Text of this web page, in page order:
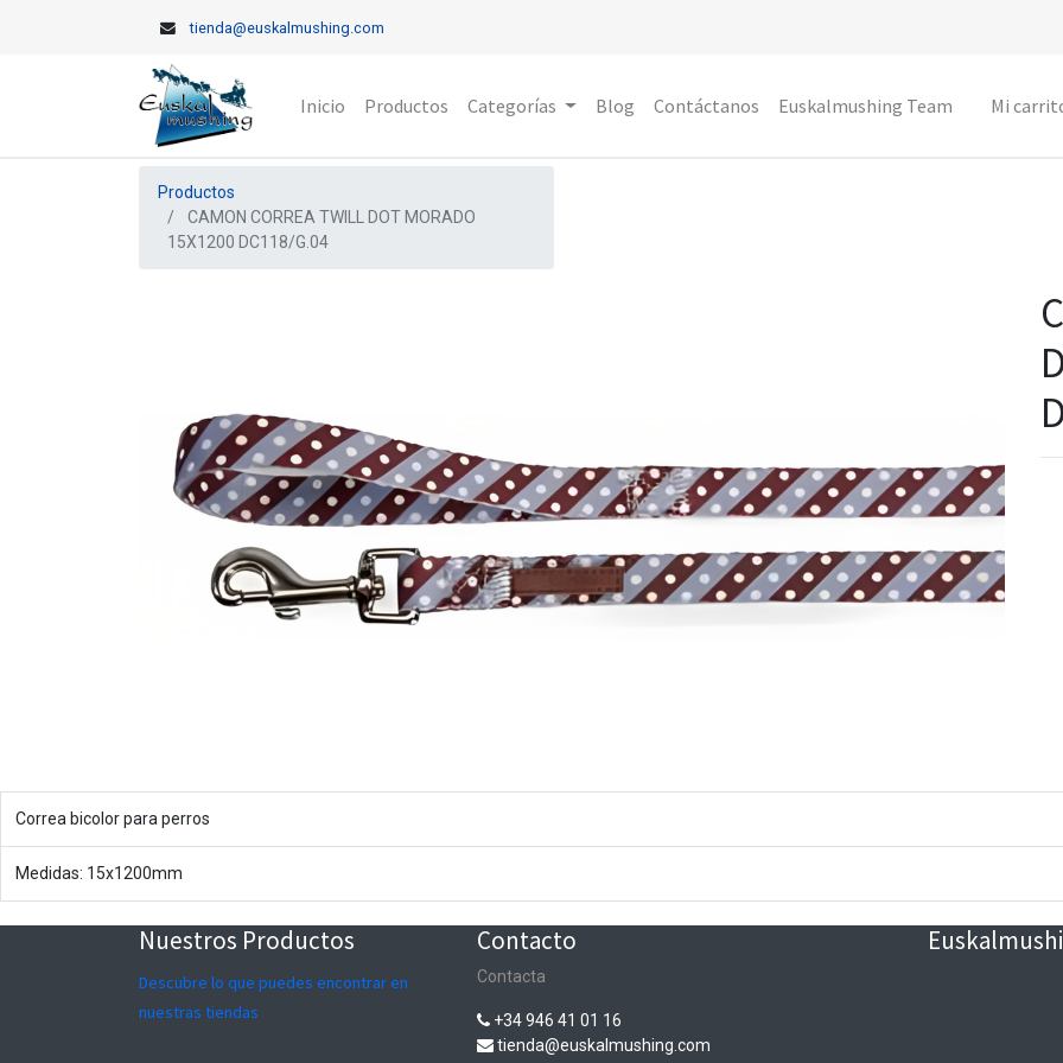
tienda@euskalmushing.com
Inicio Productos Categorías Blog Contáctanos Euskalmushing Team Mi
Productos
CAMON CORREA TWILL DOT MORADO
15X1200 DC118/G.04
Correa bicolor para perros
Medidas: 15x1200mm
Nuestros Productos
Descubre lo que puedes encontrar en
nuestras tiendas
Contacto
Contacta
+34 946 41 01 16
tienda@euskalmushing.com